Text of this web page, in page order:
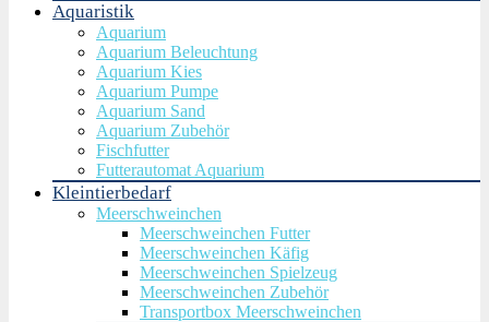
Aquaristik
Aquarium
Aquarium Beleuchtung
Aquarium Kies
Aquarium Pumpe
Aquarium Sand
Aquarium Zubehör
Fischfutter
Futterautomat Aquarium
Kleintierbedarf
Meerschweinchen
Meerschweinchen Futter
Meerschweinchen Käfig
Meerschweinchen Spielzeug
Meerschweinchen Zubehör
Transportbox Meerschweinchen